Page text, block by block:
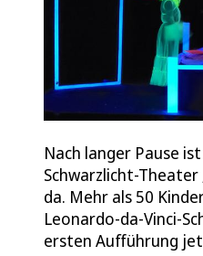
Nach langer Pause
Schwarzlicht-Theater
da. Mehr als 50
Leonardo-da-Vinci-
ersten Aufführung